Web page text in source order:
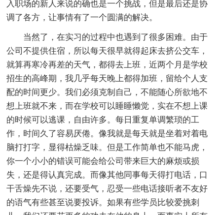
入职场的新人来说的确也是一个挑战，但是最后还是协
调了各方，让事情有了一个圆满的解决。
当然了，在实习的过程中也遇到了很多困难。由于
公司不提供住宿，所以每天很早就得起床去挤公交车，
就算再寒冷再差的天气，都得去上班，近两个月是学校
招生的高峰期，我几乎每天晚上都得加班，留给个人支
配的时间更少。我们必须克制自己，不能随心所欲地不
想上班就不来，而在学校可以睡睡懒觉，实在不想上课
的时候可以逃课，自由许多。每日重复单调繁琐的工
作，时间久了容易厌倦。像我就是每天就是坐着对着电
脑打打字，显得枯燥乏味。但是工作简单也不能马虎，
你一个小小的错误可能会给公司带来巨大的麻烦或损
失，还是得认真完成。而像其他同事每天得打电话，口
干舌燥先不说，还要受气，忍受一些电话接听者不友好
的语气有些甚至说要投诉。如果有些学员比较爱挑刺